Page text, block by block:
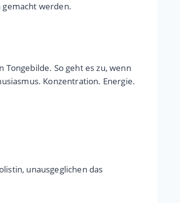
gemacht werden.
So geht es zu, wenn
Konzentration. Energie.
unausgeglichen das